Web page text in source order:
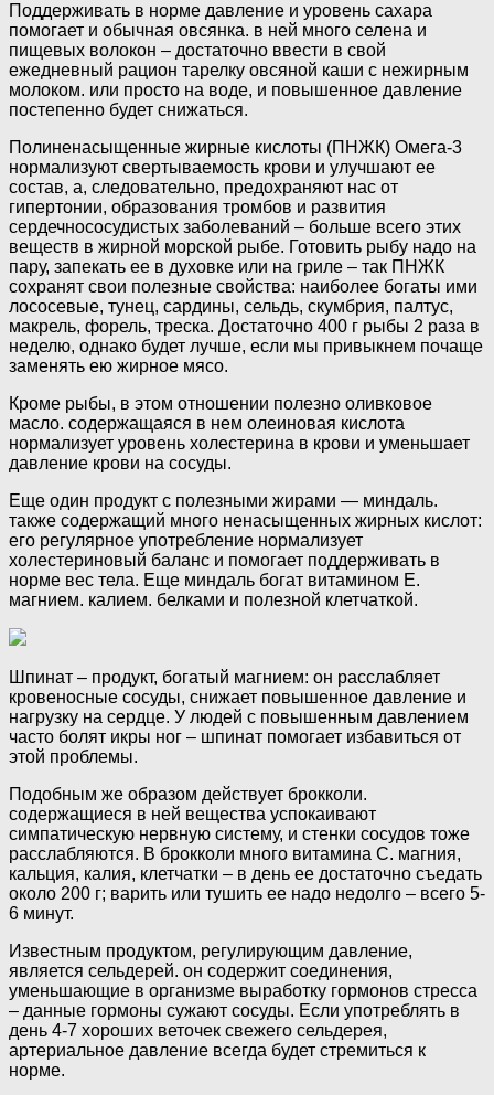
Поддерживать в норме давление и уровень сахара
помогает и обычная овсянка. в ней много селена и
пищевых волокон – достаточно ввести в свой
ежедневный рацион тарелку овсяной каши с нежирным
молоком. или просто на воде, и повышенное давление
постепенно будет снижаться.
Полиненасыщенные жирные кислоты (ПНЖК) Омега-3
нормализуют свертываемость крови и улучшают ее
состав, а, следовательно, предохраняют нас от
гипертонии, образования тромбов и развития
сердечнососудистых заболеваний – больше всего этих
веществ в жирной морской рыбе. Готовить рыбу надо на
пару, запекать ее в духовке или на гриле – так ПНЖК
сохранят свои полезные свойства: наиболее богаты ими
лососевые, тунец, сардины, сельдь, скумбрия, палтус,
макрель, форель, треска. Достаточно 400 г рыбы 2 раза в
неделю, однако будет лучше, если мы привыкнем почаще
заменять ею жирное мясо.
Кроме рыбы, в этом отношении полезно оливковое
масло. содержащаяся в нем олеиновая кислота
нормализует уровень холестерина в крови и уменьшает
давление крови на сосуды.
Еще один продукт с полезными жирами — миндаль.
также содержащий много ненасыщенных жирных кислот:
его регулярное употребление нормализует
холестериновый баланс и помогает поддерживать в
норме вес тела. Еще миндаль богат витамином Е.
магнием. калием. белками и полезной клетчаткой.
Шпинат – продукт, богатый магнием: он расслабляет
кровеносные сосуды, снижает повышенное давление и
нагрузку на сердце. У людей с повышенным давлением
часто болят икры ног – шпинат помогает избавиться от
этой проблемы.
Подобным же образом действует брокколи.
содержащиеся в ней вещества успокаивают
симпатическую нервную систему, и стенки сосудов тоже
расслабляются. В брокколи много витамина С. магния,
кальция, калия, клетчатки – в день ее достаточно съедать
около 200 г; варить или тушить ее надо недолго – всего 5-
6 минут.
Известным продуктом, регулирующим давление,
является сельдерей. он содержит соединения,
уменьшающие в организме выработку гормонов стресса
– данные гормоны сужают сосуды. Если употреблять в
день 4-7 хороших веточек свежего сельдерея,
артериальное давление всегда будет стремиться к
норме.